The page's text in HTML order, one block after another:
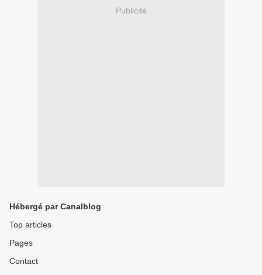
Publicité
Hébergé par Canalblog
Top articles
Pages
Contact